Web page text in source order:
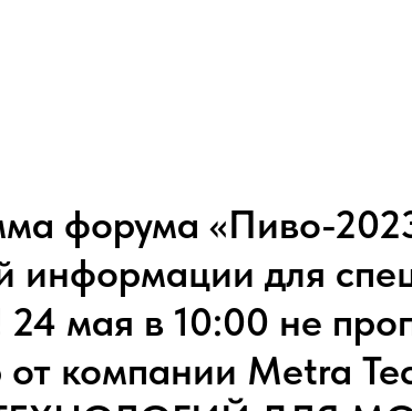
форума «Пиво-
информации для
24 мая в 10:00 не
компании Metra